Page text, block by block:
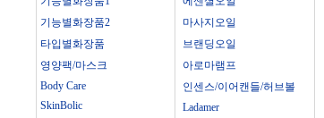
기능별화장품2
타입별화장품
영양팩/마스크
Body Care
SkinBolic
마사지오일
브랜딩오일
아로마램프
인센스/이어캔들/허브볼
Ladamer